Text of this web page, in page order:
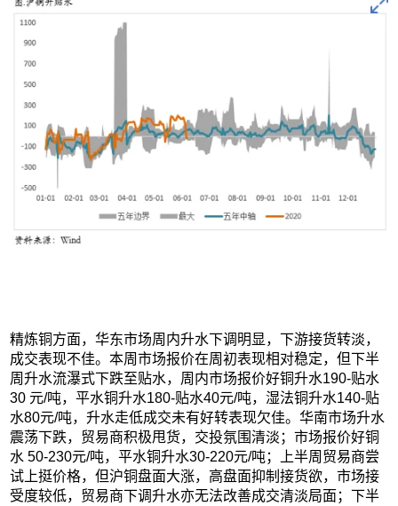
精炼铜方面，华东市场周内升水下调明显，下游接货转淡，
成交表现不佳。本周市场报价在周初表现相对稳定，但下半
周升水流瀑式下跌至贴水，周内市场报价好铜升水190-贴水
30 元/吨，平水铜升水180-贴水40元/吨，湿法铜升水140-贴
水80元/吨，升水走低成交未有好转表现欠佳。华南市场升水
震荡下跌，贸易商积极甩货，交投氛围清淡；市场报价好铜
水 50-230元/吨，平水铜升水30-220元/吨；上半周贸易商尝
试上挺价格，但沪铜盘面大涨，高盘面抑制接货欲，市场接
受度较低，贸易商下调升水亦无法改善成交清淡局面；下半